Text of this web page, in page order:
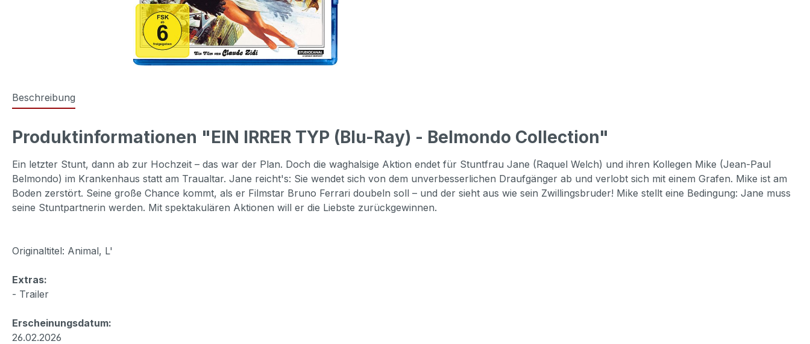
Beschreibung
Produktinformationen "EIN IRRER TYP (Blu-Ray) - Belmondo Collection"
Ein letzter Stunt, dann ab zur Hochzeit – das war der Plan. Doch die waghalsige Aktion endet für Stuntfrau Jane (Raquel Welch) und ihren Kollegen Mike (Jean-Paul
Belmondo) im Krankenhaus statt am Traualtar. Jane reicht's: Sie wendet sich von dem unverbesserlichen Draufgänger ab und verlobt sich mit einem Grafen. Mike ist am
Boden zerstört. Seine große Chance kommt, als er Filmstar Bruno Ferrari doubeln soll – und der sieht aus wie sein Zwillingsbruder! Mike stellt eine Bedingung: Jane muss
seine Stuntpartnerin werden. Mit spektakulären Aktionen will er die Liebste zurückgewinnen.
Originaltitel: Animal, L'
Extras:
- Trailer
Erscheinungsdatum:
26.02.2026